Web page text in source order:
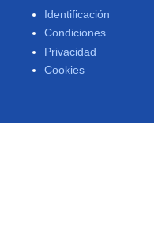
Identificación
Condiciones
Privacidad
Cookies